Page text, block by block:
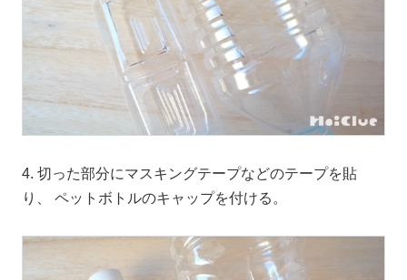
4. 切った部分にマスキングテープなどのテープを貼
り、 ペットボトルのキャップを付ける。